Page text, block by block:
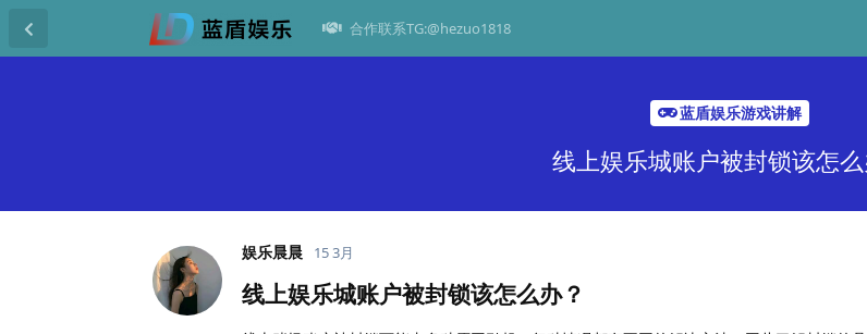
合作联系TG:@hezuo1818
蓝盾娱乐游戏讲解
线上娱乐城账户被封锁该怎么
娱乐晨晨 15 3月
线上娱乐城账户被封锁该怎么办？